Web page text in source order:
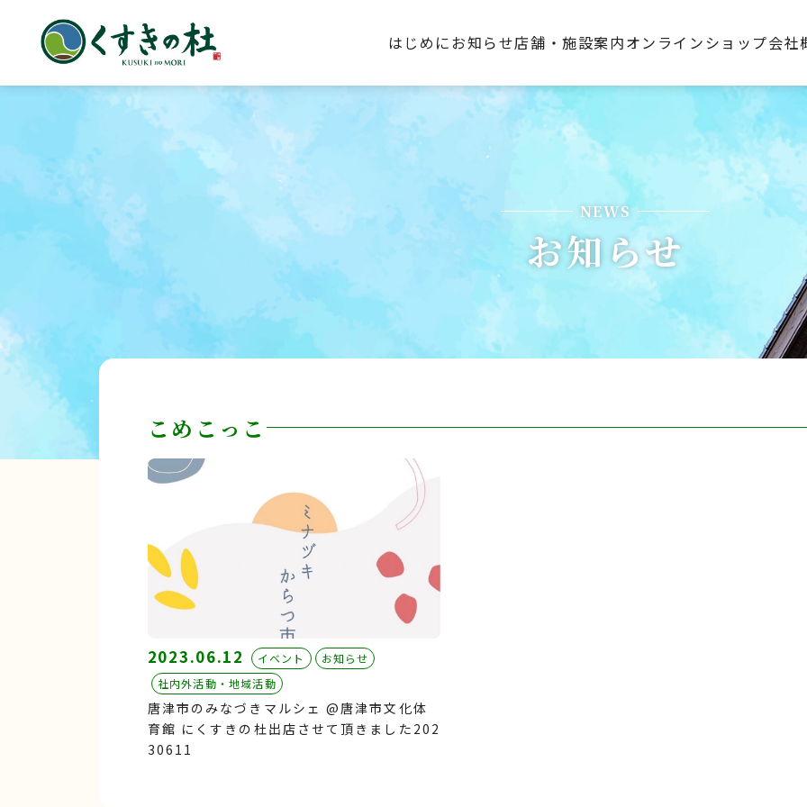
はじめにお知らせ店舗・施設案内オンラインショップ会社
NEWS
お知らせ
こめこっこ
2023.06.12 イベント
お知らせ
社内外活動・地域活動
唐津市のみなづきマルシェ @唐津市文化体
育館 にくすきの杜出店させて頂きました202
30611